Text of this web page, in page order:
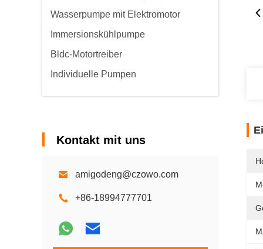
Wasserpumpe mit Elektromotor
Immersionskühlpumpe
Bldc-Motortreiber
Individuelle Pumpen
Kontakt mit uns
amigodeng@czowo.com
+86-18994777701